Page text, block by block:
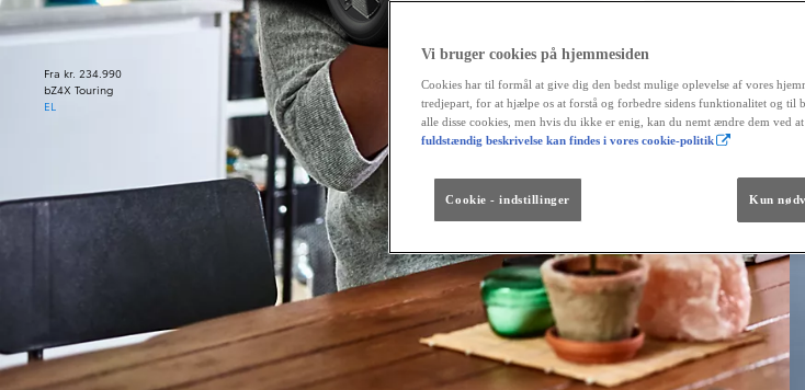
Fra kr. 234.990
bZ4X Touring
EL
Vi bruger cookies på hjemmesiden
Cookies har til formål at give dig den bedst mulige oplevelse af vores
tredjepart, for at hjælpe os at forstå og forbedre sidens funktionalitet og
alle disse cookies, men hvis du ikke er enig, kan du nemt ændre dem ved
fuldstændig beskrivelse kan findes i vores cookie-politik
Cookie - indstillinger Kun